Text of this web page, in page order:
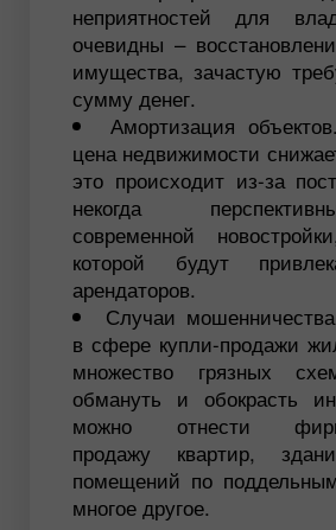
неприятностей для
очевидны –
имущества, зачастую
сумму денег.
Амортизация
цена недвижимости
это происходит из-за
некогда
современной
которой будут
арендаторов.
Случаи
в сфере купли-продажи
множество грязных
обмануть и обокрасть
можно отнести
продажу квартир,
помещений по
многое другое.